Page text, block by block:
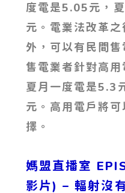
度電是5.05元，
元。電業法改革
外，可以有民間
售電業者針對高用
夏月一度電是5.3
元。高用電戶將
擇。
媽盟直播室
影片)– 輻射沒